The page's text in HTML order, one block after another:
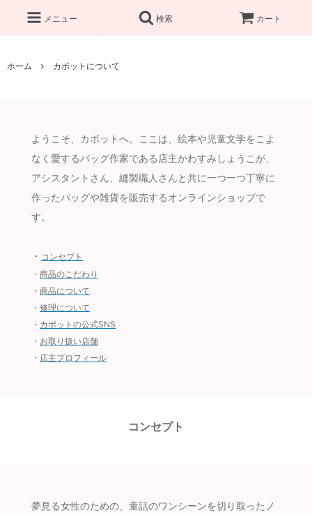
メニュー 検索 カート
ホーム カボットについて
ようこそ、カボットへ。ここは、絵本や児童文学をこよ
なく愛するバッグ作家である店主かわすみしょうこが、
アシスタントさん、縫製職人さんと共に一つ一つ丁寧に
作ったバッグや雑貨を販売するオンラインショップで
す。
・ コンセプト
・ 商品のこだわり
・ 商品について
・ 修理について
・ カボットの公式SNS
・ お取り扱い店舗
・ 店主プロフィール
コンセプト
夢見る女性のための、童話のワンシーンを切り取ったノ